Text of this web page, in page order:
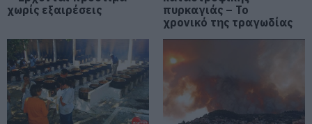
για τρίτη φορά παππούς!
Ευρυδίκη Βαλαβάνη: Οι
οικογενειακές διακοπές στην
Εύβοια! Δείτε σε ποια παραλία
08.08.2026 | 17:20
χωρίς εξαιρέσεις
πυρκαγιάς – Το
χρονικό της τραγωδίας